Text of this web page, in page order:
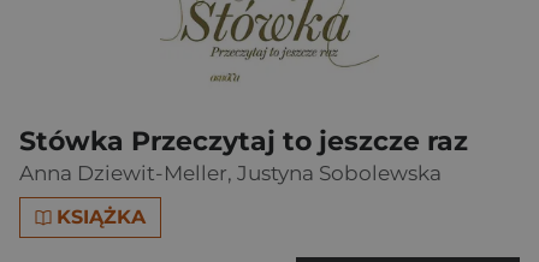
Stówka Przeczytaj to jeszcze raz
Anna Dziewit-Meller, Justyna Sobolewska
KSIĄŻKA